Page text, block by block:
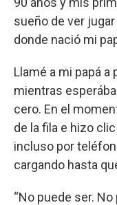
sueño de ver
donde nació mi
Llamé a mi papá a
mientras
cero. En el
de la fila e hizo
incluso por
cargando hasta
“No puede ser.